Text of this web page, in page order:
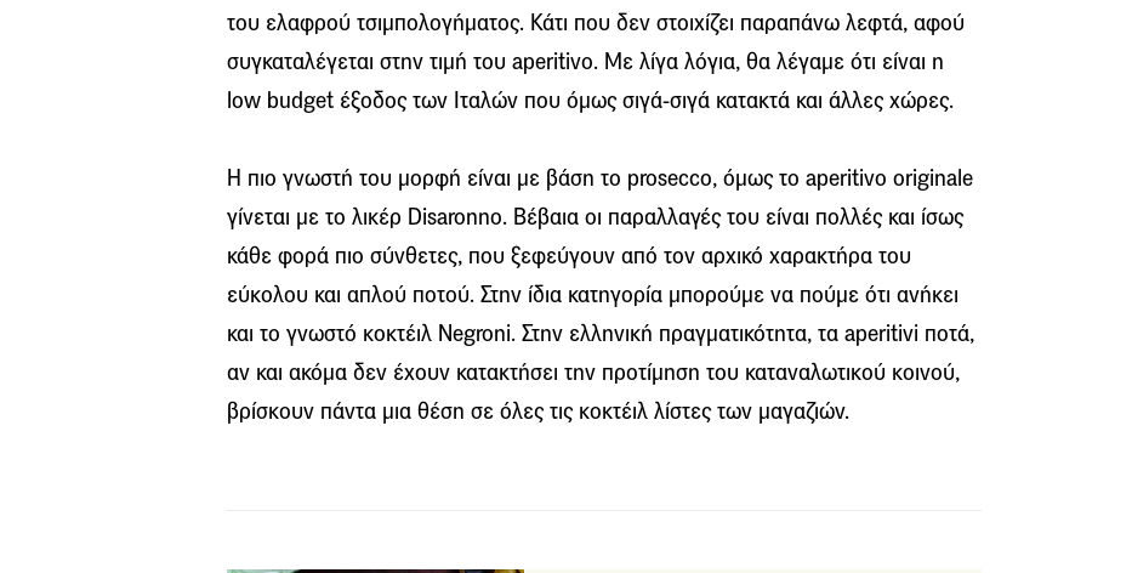
του ελαφρού τσιμπολογήματος. Κάτι που δεν στοιχίζει παραπάνω λεφτά, αφού
συγκαταλέγεται στην τιμή του aperitivo. Με λίγα λόγια, θα λέγαμε ότι είναι η
low budget έξοδος των Ιταλών που όμως σιγά-σιγά κατακτά και άλλες χώρες.
Η πιο γνωστή του μορφή είναι με βάση το prosecco, όμως το aperitivo originale
γίνεται με το λικέρ Disaronno. Βέβαια οι παραλλαγές του είναι πολλές και ίσως
κάθε φορά πιο σύνθετες, που ξεφεύγουν από τον αρχικό χαρακτήρα του
εύκολου και απλού ποτού. Στην ίδια κατηγορία μπορούμε να πούμε ότι ανήκει
και το γνωστό κοκτέιλ Negroni. Στην ελληνική πραγματικότητα, τα aperitivi ποτά,
αν και ακόμα δεν έχουν κατακτήσει την προτίμηση του καταναλωτικού κοινού,
βρίσκουν πάντα μια θέση σε όλες τις κοκτέιλ λίστες των μαγαζιών.